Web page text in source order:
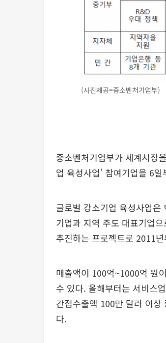
(사진제공=중소벤처기업부)
중소벤처기업부가 세계시장
업 육성사업’ 참여기업을 6
글로벌 강소기업 육성사업
기업과 지역 주도 대표기업
추진하는 프로젝트로 2011
매출액이 100억~1000억 원
수 있다. 올해부터는 서비스
간접수출액 100만 달러 이상
다.